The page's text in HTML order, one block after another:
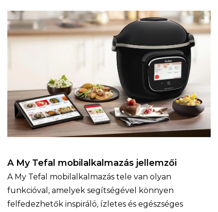
A My Tefal mobilalkalmazás jellemzői
A My Tefal mobilalkalmazás tele van olyan
funkcióval, amelyek segítségével könnyen
felfedezhetők inspiráló, ízletes és egészséges